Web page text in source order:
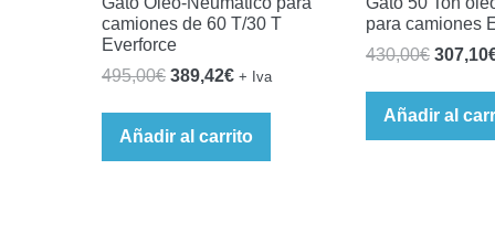
camiones de 60 T/30 T
Everforce
495,00€ El
original
era:
389,42€El
actual
es:
+ Iva
Añadir al carrito
para camiones
430,00€ El
original
era:
307,10
Añadir al